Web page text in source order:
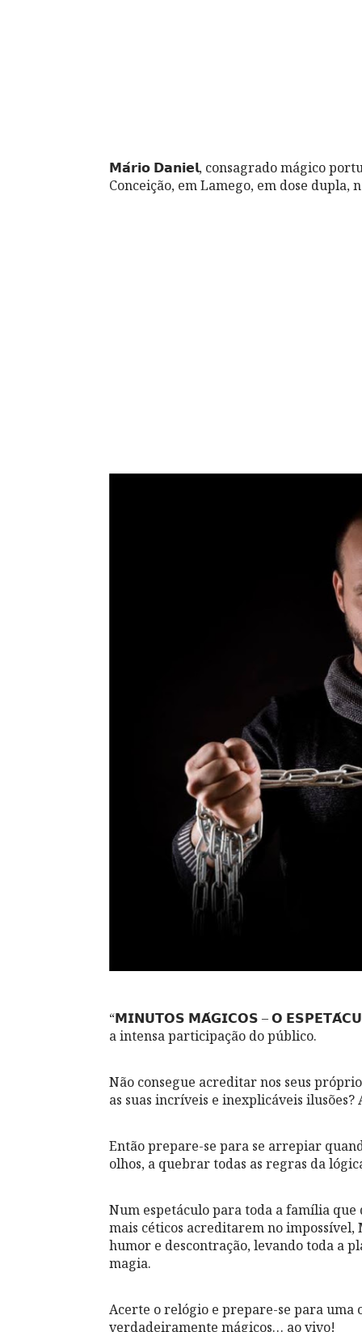
𝗠𝗮́𝗿𝗶𝗼 𝗗𝗮𝗻𝗶𝗲𝗹, consagrado mágico
Conceição, em Lamego, em dose dupla,
“𝗠𝗜𝗡𝗨𝗧𝗢𝗦 𝗠𝗔́𝗚𝗜𝗖𝗢𝗦 – 𝗢
a intensa participação do público.
Não consegue acreditar nos seus
as suas incríveis e inexplicáveis
Então prepare-se para se arrepiar
olhos, a quebrar todas as regras da
Num espetáculo para toda a família que
mais céticos acreditarem no
humor e descontração, levando toda a
magia.
Acerte o relógio e prepare-se para
verdadeiramente mágicos… ao vivo!